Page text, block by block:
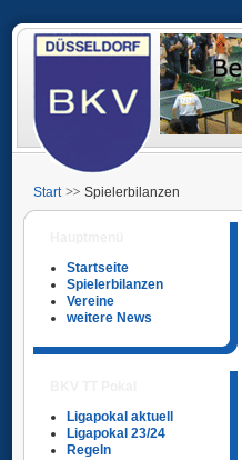
Start Spielerbilanzen
Startseite
Spielerbilanzen
Vereine
weitere News
Ligapokal aktuell
Ligapokal 23/24
Regeln